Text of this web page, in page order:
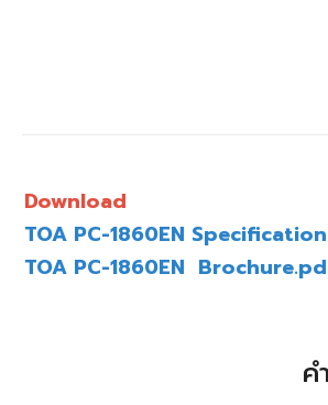
Download
TOA PC-1860EN
TOA PC-1860EN
ค